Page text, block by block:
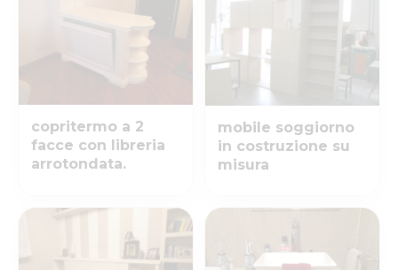
copritermo a 2
facce con libreria
arrotondata.
mobile soggiorno
in costruzione su
misura